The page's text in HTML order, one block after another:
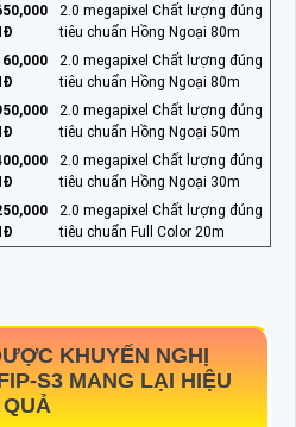
2.0 megapixel Chất lượng đúng
tiêu chuẩn Hồng Ngoại 80m
2.0 megapixel Chất lượng đúng
tiêu chuẩn Hồng Ngoại 80m
2.0 megapixel Chất lượng đúng
tiêu chuẩn Hồng Ngoại 50m
2.0 megapixel Chất lượng đúng
tiêu chuẩn Hồng Ngoại 30m
2.0 megapixel Chất lượng đúng
tiêu chuẩn Full Color 20m
KHUYẾN NGHỊ
S3 MANG LẠI HIỆU
QUẢ